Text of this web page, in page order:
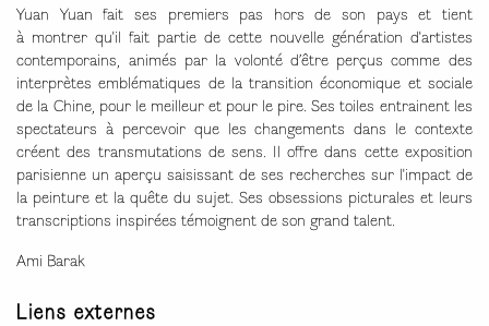
Yuan Yuan fait ses premiers pas hors de son pays et tient
à montrer qu'il fait partie de cette nouvelle génération d'artistes
contemporains, animés par la volonté d’être perçus comme des
interprètes emblématiques de la transition économique et sociale
de la Chine, pour le meilleur et pour le pire. Ses toiles entrainent les
spectateurs à percevoir que les changements dans le contexte
créent des transmutations de sens. Il offre dans cette exposition
parisienne un aperçu saisissant de ses recherches sur l'impact de
la peinture et la quête du sujet. Ses obsessions picturales et leurs
transcriptions inspirées témoignent de son grand talent.
Ami Barak
Liens externes